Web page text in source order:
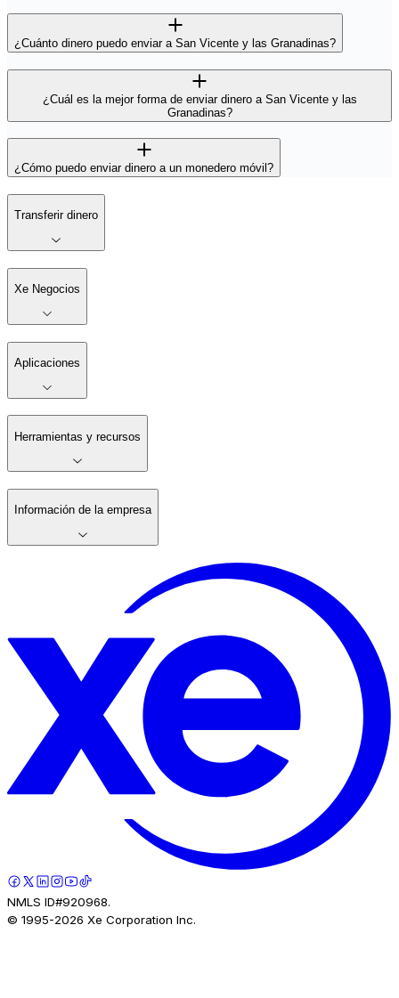
¿Cuánto dinero puedo enviar a San Vicente y las Granadinas?
¿Cuál es la mejor forma de enviar dinero a San Vicente y las
Granadinas?
¿Cómo puedo enviar dinero a un monedero móvil?
Transferir dinero
Xe Negocios
Aplicaciones
Herramientas y recursos
Información de la empresa
NMLS ID#920968.
© 1995-2026 Xe Corporation Inc.